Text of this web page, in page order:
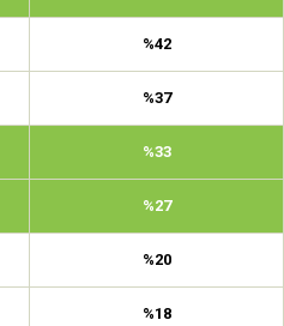
%42
%37
%33
%27
%20
%18